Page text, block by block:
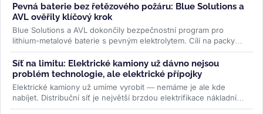
Pevná baterie bez řetězového požáru: Blue Solutions a
AVL ověřily klíčový krok
Blue Solutions a AVL dokončily bezpečnostní program pro
lithium-metalové baterie s pevným elektrolytem. Cílí na packy
bez šíření tepelné...>>
Síť na limitu: Elektrické kamiony už dávno nejsou
problém technologie, ale elektrické přípojky
Elektrické kamiony už umíme vyrobit — nemáme je ale kde
nabíjet. Distribuční síť je největší brzdou elektrifikace nákladní
dopravy....>>